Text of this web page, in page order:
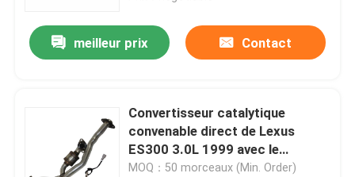
meilleur prix Contact
Convertisseur catalytique
convenable direct de Lexus
ES300 3.0L 1999 avec le
capteur O2
MOQ：50 morceaux (Min. Order)